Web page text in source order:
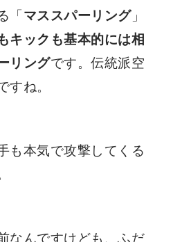
「 マススパーリング」
キックも基本的には相
リングです。伝統派空
すね。
も本気で攻撃してくる
なんですけども、ふだ